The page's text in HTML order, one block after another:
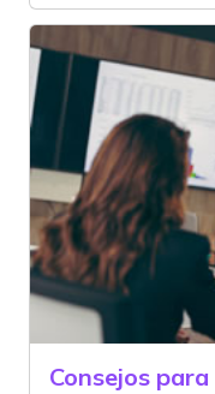
Consejos